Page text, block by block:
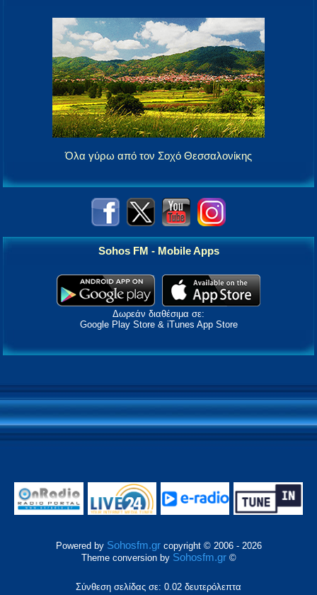
Όλα γύρω από τον Σοχό Θεσσαλονίκης
Sohos FM - Mobile Apps
Δωρεάν διαθέσιμα σε:
Google Play Store & iTunes App Store
Powered by Sohosfm.grcopyright © 2006 - 2026
Theme conversion by Sohosfm.gr©
Σύνθεση σελίδας σε: 0.02 δευτερόλεπτα